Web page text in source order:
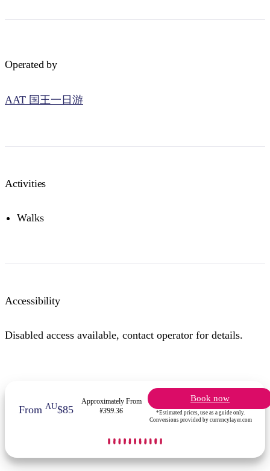
Operated by
AAT 国王一日游
Activities
Walks
Accessibility
Disabled access available, contact operator for details.
From AU$85
Approximately From
¥399.36
Book now
*Estimated prices, use as a guide only.
Conversions provided by currencylayer.com